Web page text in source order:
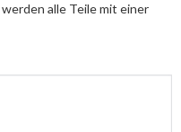
alle Teile mit einer